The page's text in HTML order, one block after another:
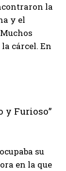
la
y el
cárcel. En
y Furioso”
su
en la que